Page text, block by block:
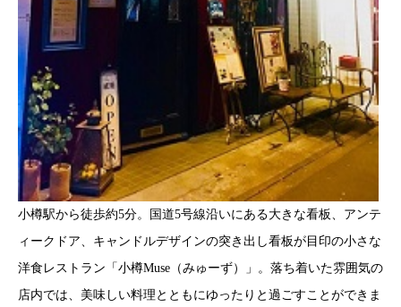
小樽駅から徒歩約5分。国道5号線沿いにある大きな看板、アンテ
ィークドア、キャンドルデザインの突き出し看板が目印の小さな
洋食レストラン「小樽Muse（みゅーず）」。落ち着いた雰囲気の
店内では、美味しい料理とともにゆったりと過ごすことができま